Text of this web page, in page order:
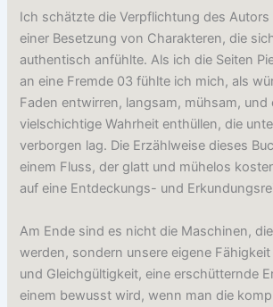
Ich schätzte die Verpflichtung des Autors
einer Besetzung von Charakteren, die
authentisch anfühlte. Als ich die Seiten
an eine Fremde 03 fühlte ich mich, als
Faden entwirren, langsam, mühsam, und
vielschichtige Wahrheit enthüllen, die
verborgen lag. Die Erzählweise dieses
einem Fluss, der glatt und mühelos
auf eine Entdeckungs- und
Am Ende sind es nicht die Maschinen,
werden, sondern unsere eigene
und Gleichgültigkeit, eine erschütternde
einem bewusst wird, wenn man die